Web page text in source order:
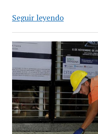
Seguir leyendoMejoras
el
centro
comercial
de
Villa
Ballester
Oeste